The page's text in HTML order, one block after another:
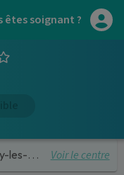
êtes soignant ?
Voir le centre